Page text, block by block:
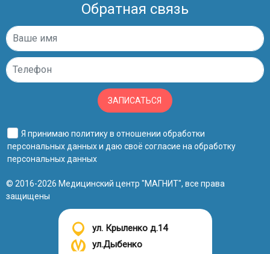
Обратная связь
ЗАПИСАТЬСЯ
Я принимаю политику в отношении обработки
персональных данныхи даю своё согласие на обработку
персональных данных
© 2016-2026 Медицинский центр "МАГНИТ", все права
защищены
ул. Крыленко д.14
ул.Дыбенко